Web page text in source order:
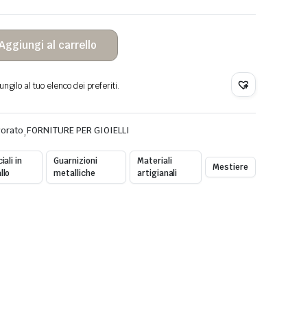
al carrello
al tuo elenco dei preferiti.
,FORNITURE PER GIOIELLI
in
Guarnizioni
metalliche
Materiali
artigianali
Mestiere